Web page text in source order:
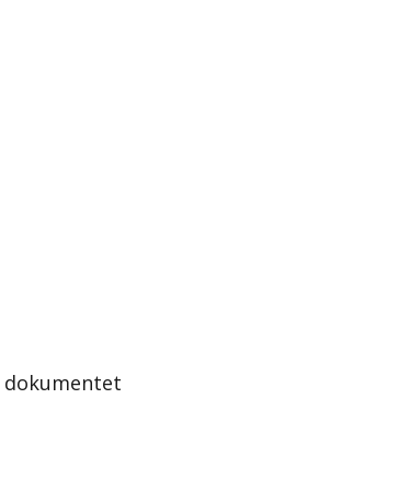
dokumentet